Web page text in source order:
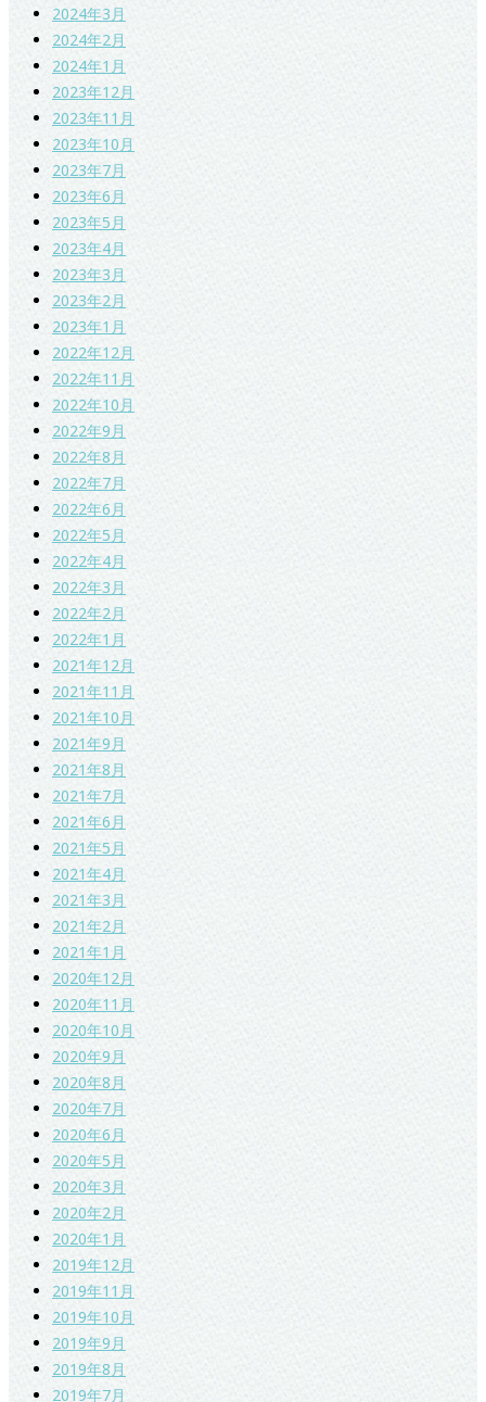
2024年3月
2024年2月
2024年1月
2023年12月
2023年11月
2023年10月
2023年7月
2023年6月
2023年5月
2023年4月
2023年3月
2023年2月
2023年1月
2022年12月
2022年11月
2022年10月
2022年9月
2022年8月
2022年7月
2022年6月
2022年5月
2022年4月
2022年3月
2022年2月
2022年1月
2021年12月
2021年11月
2021年10月
2021年9月
2021年8月
2021年7月
2021年6月
2021年5月
2021年4月
2021年3月
2021年2月
2021年1月
2020年12月
2020年11月
2020年10月
2020年9月
2020年8月
2020年7月
2020年6月
2020年5月
2020年3月
2020年2月
2020年1月
2019年12月
2019年11月
2019年10月
2019年9月
2019年8月
2019年7月